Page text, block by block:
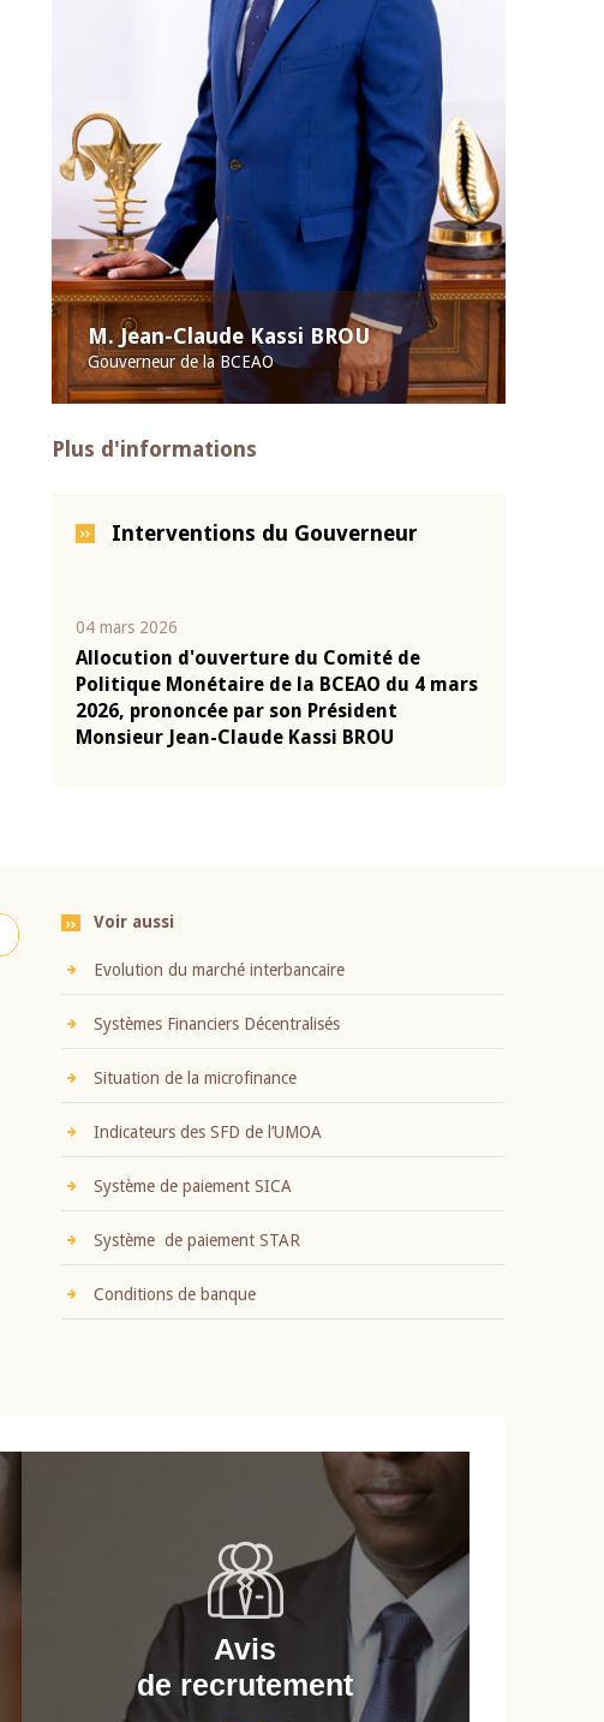
M. Jean-Claude Kassi BROU
Gouverneur de la BCEAO
Plus d'informations
Interventions du Gouverneur
04 mars 2026
Allocution d'ouverture du Comité de
Politique Monétaire de la BCEAO du 4 mars
2026, prononcée par son Président
Monsieur Jean-Claude Kassi BROU
Voir aussi
Evolution du marché interbancaire
Systèmes Financiers Décentralisés
Situation de la microfinance
Indicateurs des SFD de l’UMOA
Système de paiement SICA
Système de paiement STAR
Conditions de banque
Avis
de recrutement